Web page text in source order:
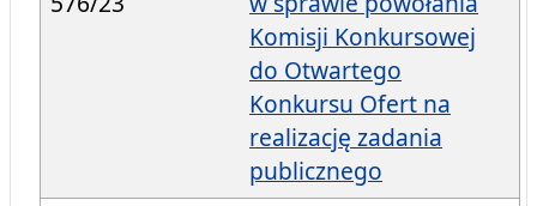
Komisji Konkursowej
do Otwartego
Konkursu Ofert na
realizację zadania
publicznego